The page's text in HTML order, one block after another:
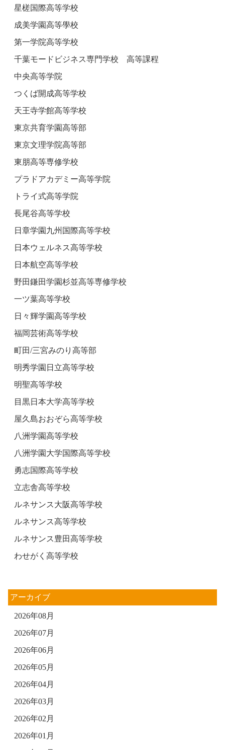
星槎国際高等学校
成美学園高等學校
第一学院高等学校
千葉モードビジネス専門学校 高等課程
中央高等学院
つくば開成高等学校
天王寺学館高等学校
東京共育学園高等部
東京文理学院高等部
東朋高等専修学校
プラドアカデミー高等学院
トライ式高等学院
長尾谷高等学校
日章学園九州国際高等学校
日本ウェルネス高等学校
日本航空高等学校
野田鎌田学園杉並高等専修学校
一ツ葉高等学校
日々輝学園高等学校
福岡芸術高等学校
町田/三宮みのり高等部
明秀学園日立高等学校
明聖高等学校
目黒日本大学高等学校
屋久島おおぞら高等学校
八洲学園高等学校
八洲学園大学国際高等学校
勇志国際高等学校
立志舎高等学校
ルネサンス大阪高等学校
ルネサンス高等学校
ルネサンス豊田高等学校
わせがく高等学校
アーカイブ
2026年08月
2026年07月
2026年06月
2026年05月
2026年04月
2026年03月
2026年02月
2026年01月